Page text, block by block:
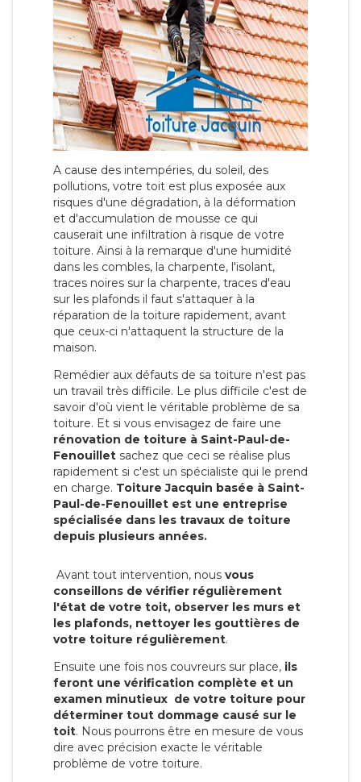
A cause des intempéries, du soleil, des
pollutions, votre toit est plus exposée aux
risques d'une dégradation, à la déformation
et d'accumulation de mousse ce qui
causerait une infiltration à risque de votre
toiture. Ainsi à la remarque d'une humidité
dans les combles, la charpente, l'isolant,
traces noires sur la charpente, traces d'eau
sur les plafonds il faut s'attaquer à la
réparation de la toiture rapidement, avant
que ceux-ci n'attaquent la structure de la
maison.
Remédier aux défauts de sa toiture n'est pas
un travail très difficile. Le plus difficile c'est de
savoir d'où vient le véritable problème de sa
toiture. Et si vous envisagez de faire une
rénovation de toiture à Saint-Paul-de-
Fenouillet sachez que ceci se réalise plus
rapidement si c'est un spécialiste qui le prend
en charge. Toiture Jacquin basée à Saint-
Paul-de-Fenouillet est une entreprise
spécialisée dans les travaux de toiture
depuis plusieurs années.
Avant tout intervention, nous vous
conseillons de vérifier régulièrement
l'état de votre toit, observer les murs et
les plafonds, nettoyer les gouttières de
votre toiture régulièrement.
Ensuite une fois nos couvreurs sur place, ils
feront une vérification complète et un
examen minutieux de votre toiture pour
déterminer tout dommage causé sur le
toit. Nous pourrons être en mesure de vous
dire avec précision exacte le véritable
problème de votre toiture.